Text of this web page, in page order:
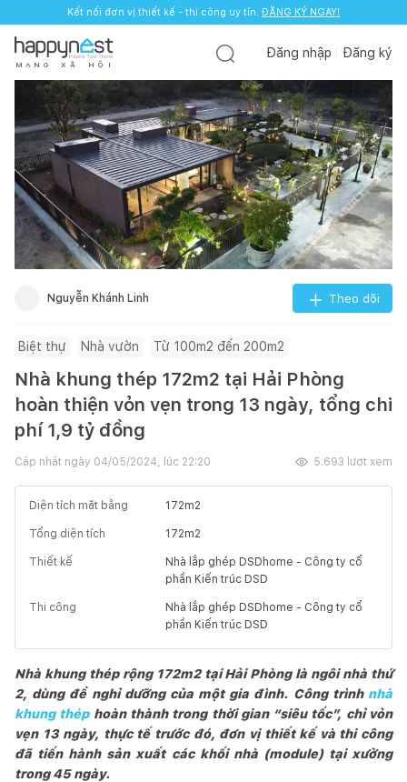
Kết nối đơn vị thiết kế - thi công uy tín. ĐĂNG KÝ NGAY!
M Ạ N G X Ã H Ộ I
Đăng nhập Đăng ký
Nguyễn Khánh Linh Theo dõi
Biệt thự Nhà vườn Từ 100m2 đến 200m2
Nhà khung thép 172m2 tại Hải Phòng
hoàn thiện vỏn vẹn trong 13 ngày, tổng chi
phí 1,9 tỷ đồng
Cập nhật ngày 04/05/2024, lúc 22:20 5.693 lượt xem
Diện tích mặt bằng 172m2
Tổng diện tích 172m2
Thiết kế
Nhà lắp ghép DSDhome - Công ty cổ
phần Kiến trúc DSD
Thi công
Nhà lắp ghép DSDhome - Công ty cổ
phần Kiến trúc DSD
Nhà khung thép rộng 172m2 tại Hải Phòng là ngôi nhà thứ
2, dùng để nghỉ dưỡng của một gia đình. Công trình nhà
khung théphoàn thành trong thời gian “siêu tốc”, chỉ vỏn
vẹn 13 ngày, thực tế trước đó, đơn vị thiết kế và thi công
đã tiến hành sản xuất các khối nhà (module) tại xưởng
trong 45 ngày.